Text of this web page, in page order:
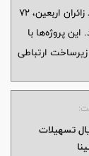
همراه اول در آستانه افزایش تردد زائران اربعین، ۷۲
این پروژه‌ها با
ارتباطی
ریال تسهیلات